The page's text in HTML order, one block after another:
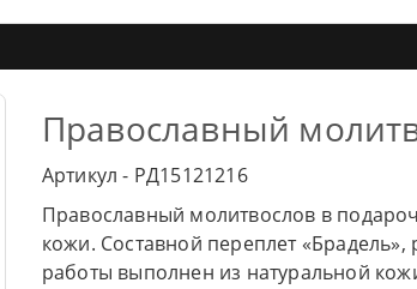
Православный
Артикул - РД15121216
Православный молитвослов в
кожи. Составной переплет
работы выполнен из натуральной